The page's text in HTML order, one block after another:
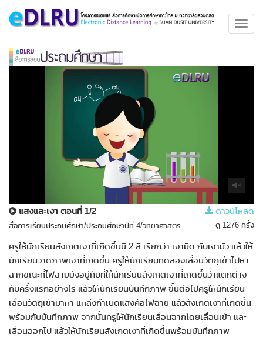
แสงและเงา ตอนที่ 1/2 ดาวน์โหลด
สื่อการเรียนประถมศึกษา/ประถมศึกษาปีที่ 4/วิทยาศาสตร์ ดู 1276 ครั้ง
ครูให้นักเรียนสังเกตเงาที่เกิดขึ้นมี 2 สี เรียกว่า เงามืด กับเงามัว แล้วให้
นักเรียนวาดภาพเงาที่เกิดขึ้น ครูให้นักเรียนทดลองเลื่อนวัตถุเข้าไปหา
ฉากขณะที่ไฟฉายยังอยู่กับที่ให้นักเรียนสังเกตเงาที่เกิดขึ้นว่าแตกต่าง
กับครั้งแรกอย่างไร แล้วให้นักเรียนบันทึกภาพ ขั้นต่อไปครูให้นักเรียน
เลื่อนวัตถุเข้ามาหา แหล่งกำเนิดแสงคือไฟฉาย แล้วสังเกตเงาที่เกิดขึ้น
พร้อมกับบันทึกภาพ จากนั้นครูให้นักเรียนเลื่อนฉากโดยเลื่อนเข้า และ
เลื่อนออกไป แล้วให้นักเรียนสังเกตเงาที่เกิดขึ้นพร้อมบันทึกภาพ